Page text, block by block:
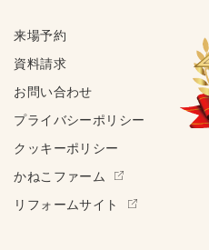
来場予約
資料請求
お問い合わせ
プライバシーポリシー
クッキーポリシー
かねこファーム
リフォームサイト